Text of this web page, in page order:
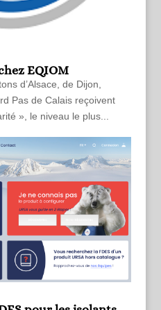
EQIOM
d’Alsace, de Dijon,
Pas de Calais reçoivent
», le niveau le plus...